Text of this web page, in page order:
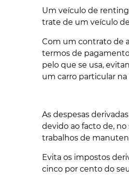
Um veículo de
trate de um veículo
Com um contrato de
termos de
pelo que se usa,
um carro particular
As despesas
devido ao facto de,
trabalhos de
Evita os impostos
cinco por cento do